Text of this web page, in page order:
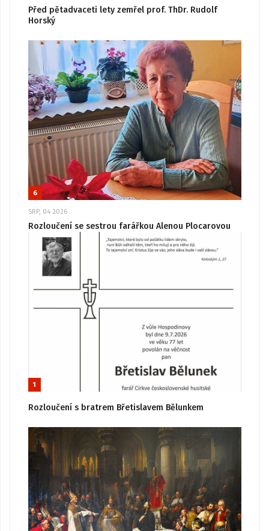
Před pětadvaceti lety zemřel prof. ThDr. Rudolf
Horský
6
SRP, 04 2026
Rozloučení se sestrou farářkou Alenou Plocarovou
1
Rozloučení s bratrem Břetislavem Bělunkem